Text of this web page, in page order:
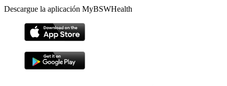
Descargue la aplicación MyBSWHealth